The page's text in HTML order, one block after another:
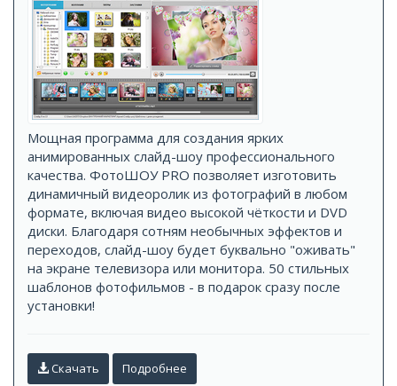
Мощная программа для создания ярких
анимированных слайд-шоу профессионального
качества. ФотоШОУ PRO позволяет изготовить
динамичный видеоролик из фотографий в любом
формате, включая видео высокой чёткости и DVD
диски. Благодаря сотням необычных эффектов и
переходов, слайд-шоу будет буквально "оживать"
на экране телевизора или монитора. 50 стильных
шаблонов фотофильмов - в подарок сразу после
установки!
Скачать Подробнее